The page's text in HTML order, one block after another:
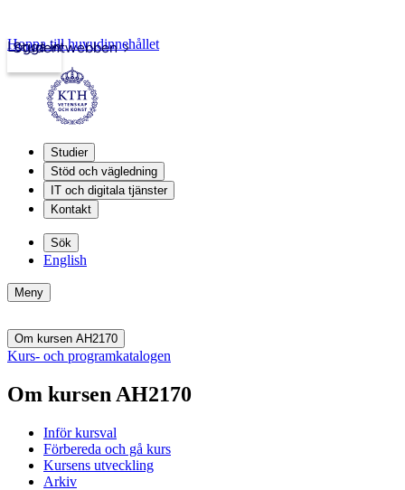
Studentwebben
Logga in
Hoppa till huvudinnehållet
Studier
Stöd och vägledning
IT och digitala tjänster
Kontakt
Sök
English
Meny
Om kursen AH2170
Kurs- och programkatalogen
Om kursen AH2170
Inför kursval
Förbereda och gå kurs
Kursens utveckling
Arkiv